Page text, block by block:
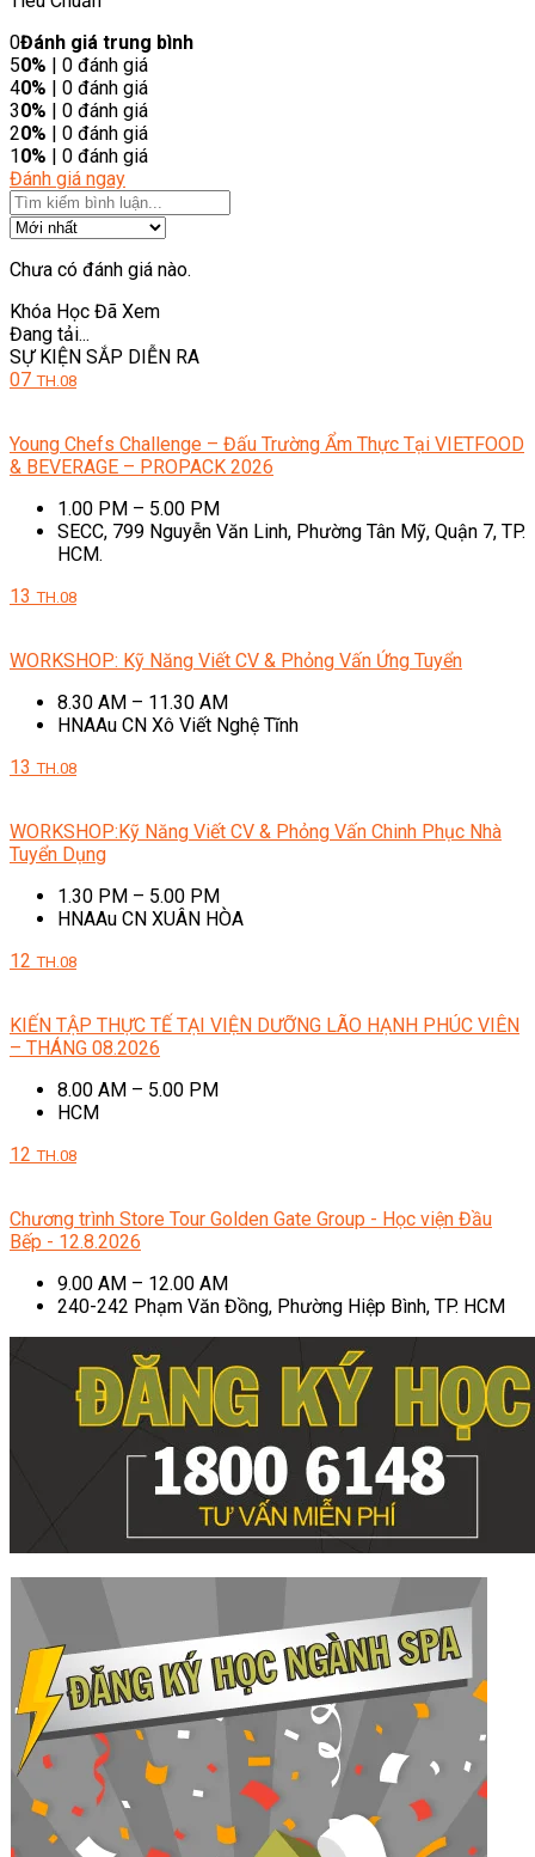
0Đánh giá trung bình
50% | 0 đánh giá
40% | 0 đánh giá
30% | 0 đánh giá
20% | 0 đánh giá
10% | 0 đánh giá
Đánh giá ngay
Chưa có đánh giá nào.
Khóa Học Đã Xem
Đang tải...
SỰ KIỆN SẮP DIỄN RA
07 TH.08
Young Chefs Challenge – Đấu Trường Ẩm Thực Tại VIETFOOD
& BEVERAGE – PROPACK 2026
1.00 PM – 5.00 PM
SECC, 799 Nguyễn Văn Linh, Phường Tân Mỹ, Quận 7, TP.
HCM.
13 TH.08
WORKSHOP: Kỹ Năng Viết CV & Phỏng Vấn Ứng Tuyển
8.30 AM – 11.30 AM
HNAAu CN Xô Viết Nghệ Tĩnh
13 TH.08
WORKSHOP:Kỹ Năng Viết CV & Phỏng Vấn Chinh Phục Nhà
Tuyển Dụng
1.30 PM – 5.00 PM
HNAAu CN XUÂN HÒA
12 TH.08
KIẾN TẬP THỰC TẾ TẠI VIỆN DƯỠNG LÃO HẠNH PHÚC VIÊN
– THÁNG 08.2026
8.00 AM – 5.00 PM
HCM
12 TH.08
Chương trình Store Tour Golden Gate Group - Học viện Đầu
Bếp - 12.8.2026
9.00 AM – 12.00 AM
240-242 Phạm Văn Đồng, Phường Hiệp Bình, TP. HCM